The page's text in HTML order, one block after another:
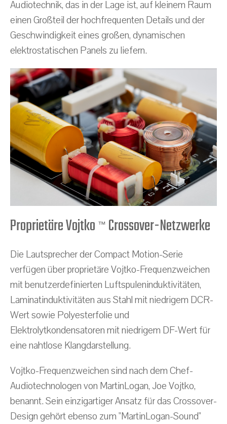
Audiotechnik, das in der Lage ist, auf kleinem Raum
einen Großteil der hochfrequenten Details und der
Geschwindigkeit eines großen, dynamischen
elektrostatischen Panels zu liefern.
Proprietäre Vojtko ™ Crossover-Netzwerke
Die Lautsprecher der Compact Motion-Serie
verfügen über proprietäre Vojtko-Frequenzweichen
mit benutzerdefinierten Luftspuleninduktivitäten,
Laminatinduktivitäten aus Stahl mit niedrigem DCR-
Wert sowie Polyesterfolie und
Elektrolytkondensatoren mit niedrigem DF-Wert für
eine nahtlose Klangdarstellung.
Vojtko-Frequenzweichen sind nach dem Chef-
Audiotechnologen von MartinLogan, Joe Vojtko,
benannt. Sein einzigartiger Ansatz für das Crossover-
Design gehört ebenso zum "MartinLogan-Sound"